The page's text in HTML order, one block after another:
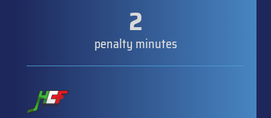
2
penalty minutes